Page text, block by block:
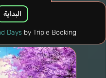
البداية
Daysby Triple Booking